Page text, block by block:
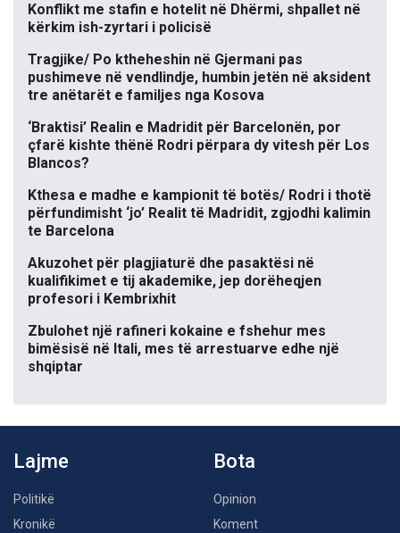
Konflikt me stafin e hotelit në Dhërmi, shpallet në
kërkim ish-zyrtari i policisë
Tragjike/ Po ktheheshin në Gjermani pas
pushimeve në vendlindje, humbin jetën në aksident
tre anëtarët e familjes nga Kosova
‘Braktisi’ Realin e Madridit për Barcelonën, por
çfarë kishte thënë Rodri përpara dy vitesh për Los
Blancos?
Kthesa e madhe e kampionit të botës/ Rodri i thotë
përfundimisht ‘jo’ Realit të Madridit, zgjodhi kalimin
te Barcelona
Akuzohet për plagjiaturë dhe pasaktësi në
kualifikimet e tij akademike, jep dorëheqjen
profesori i Kembrixhit
Zbulohet një rafineri kokaine e fshehur mes
bimësisë në Itali, mes të arrestuarve edhe një
shqiptar
Lajme
Politikë
Kronikë
Bota
Opinion
Koment